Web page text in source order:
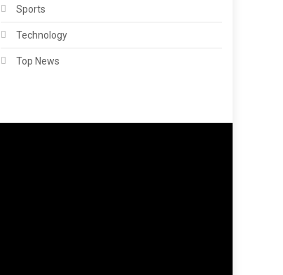
Sports
Technology
Top News